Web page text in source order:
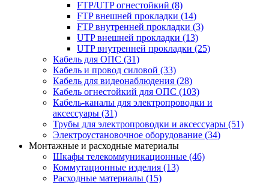
FTP/UTP огнестойкий (8)
FTP внешней прокладки (14)
FTP внутренней прокладки (3)
UTP внешней прокладки (13)
UTP внутренней прокладки (25)
Кабель для ОПС (31)
Кабель и провод силовой (33)
Кабель для видеонаблюдения (28)
Кабель огнестойкий для ОПС (103)
Кабель-каналы для электропроводки и
аксессуары (31)
Трубы для электропроводки и аксессуары (51)
Электроустановочное оборудование (34)
Монтажные и расходные материалы
Шкафы телекоммуникационные (46)
Коммутационные изделия (13)
Расходные материалы (15)